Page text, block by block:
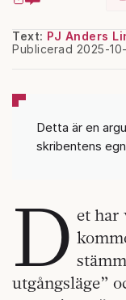
Text: PJ Anders
Publicerad 2025-
Detta är en
skribentens
D et har
utgångsläge”